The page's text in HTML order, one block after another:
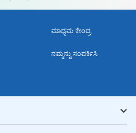
ಮಾಧ್ಯಮ ಕೇಂದ್ರ
ನಮ್ಮನ್ನು ಸಂಪರ್ಕಿಸಿ